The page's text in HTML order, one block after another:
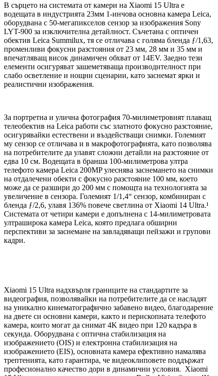
В сърцето на системата от камери на Xiaomi 15 Ultra е
водещата в индустрията 23мм 1-инчова основна камера Leica,
оборудвана с 50-мегапикселов сензор за изображения Sony
LYT-900 за изключителна детайлност. Съчетана с оптичен
обектив Leica Summilux, тя се отличава с голяма бленда ƒ/1,63,
променливи фокусни разстояния от 23 мм, 28 мм и 35 мм и
впечатляващ висок динамичен обхват от 14EV. Заедно тези
елементи осигуряват зашеметяваща производителност при
слабо осветление и нощни сценарии, като заснемат ярки и
реалистични изображения.
За портретна и улична фотография 70-милиметровият плаващ
телеобектив на Leica работи със златното фокусно разстояние,
осигурявайки естествени и въздействащи снимки. Големият
му сензор се отличава и в макрофотографията, като позволява
на потребителите да улавят сложни детайли на разстояние от
едва 10 см. Водещата в бранша 100-милиметрова ултра
телефото камера Leica 200MP улеснява заснемането на снимки
на отдалечени обекти с фокусно разстояние 100 мм, което
може да се разшири до 200 мм с помощта на технологията за
увеличение в сензора. Големият 1/1,4“ сензор, комбиниран с
бленда ƒ/2,6, улавя 136% повече светлина от Xiaomi 14 Ultra.¹
Системата от четири камери е допълнена с 14-милиметровата
ултраширока камера Leica, която предлага обширни
перспективи за заснемане на завладяващи пейзажи и групови
кадри.
Xiaomi 15 Ultra надхвърля границите на стандартите за
видеография, позволявайки на потребителите да се насладят
на уникално кинематографично забавено видео, благодарение
на двете си основни камери, както и перископната телефото
камера, които могат да снимат 4K видео при 120 кадъра в
секунда. Оборудвана с оптична стабилизация на
изображението (OIS) и електронна стабилизация на
изображението (EIS), основната камера ефективно намалява
трептенията, като гарантира, че видеоклиповете поддържат
професионално качество дори в динамични условия. Xiaomi